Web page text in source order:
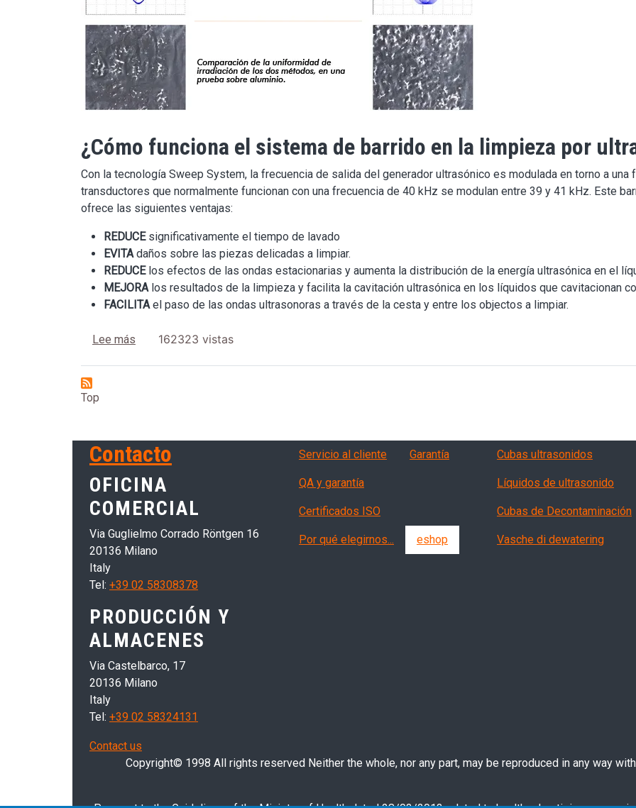
¿Cómo funciona el sistema de barrido en la limpieza por
Con la tecnología Sweep System, la frecuencia de salida del generador ultrasónico es modulada en torno a una
transductores que normalmente funcionan con una frecuencia de 40 kHz se modulan entre 39 y 41 kHz. Este
ofrece las siguientes ventajas:
REDUCE significativamente el tiempo de lavado
EVITAdaños sobre las piezas delicadas a limpiar.
REDUCElos efectos de las ondas estacionarias y aumenta la distribución de la energía ultrasónica en el
MEJORAlos resultados de la limpieza y facilita la cavitación ultrasónica en los líquidos que cavitacionan
FACILITAel paso de las ondas ultrasonoras a través de la cesta y entre los objectos a limpiar.
Lee más sobre Tecnologia Sweep System
162323 vistas
Top
Products
Cubas ultrasonidos
Líquidos de ultrasonido
Cubas de Decontaminación
Vasche di dewatering
Servizi, garanzia, QA
Servicio al cliente Garantía
QA y garantía
Certificados ISO
Por qué elegirnos... eshop
Contacto
OFICINA
COMERCIAL
Via Guglielmo Corrado Röntgen 16
20136 Milano
Italy
Tel: +39 02 58308378
PRODUCCIÓN Y
ALMACENES
Via Castelbarco, 17
20136 Milano
Italy
Tel: +39 02 58324131
Contact us
Copyright© 1998 All rights reserved Neither the whole, nor any part, may be reproduced in any way